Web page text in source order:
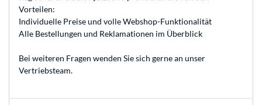
Vorteilen:
Individuelle Preise und volle Webshop-Funktionalität
Alle Bestellungen und Reklamationen im Überblick
Bei weiteren Fragen wenden Sie sich gerne an unser
Vertriebsteam.